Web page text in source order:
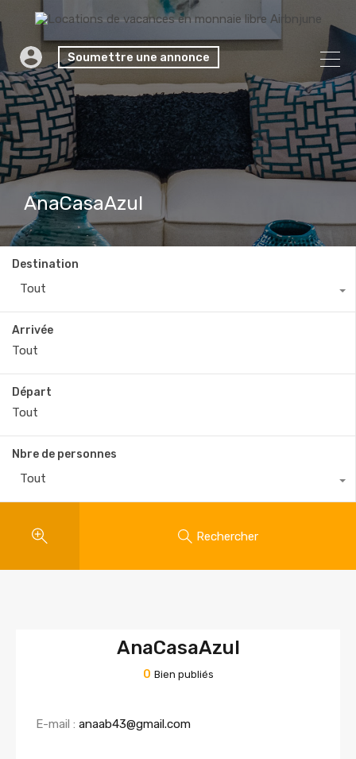
Soumettre une annonce
AnaCasaAzul
Destination
Tout
Arrivée
Départ
Nbre de personnes
Tout
Rechercher
AnaCasaAzul
0 Bien publiés
E-mail : anaab43@gmail.com